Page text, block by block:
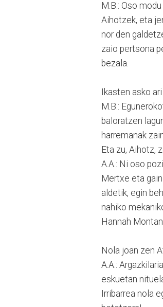
M.B.: Oso
Aihotzek, eta
nor den
zaio pertsona
bezala.
Ikasten asko
M.B.:
baloratzen
harremanak
Eta zu, Aihotz,
A.A.: Ni oso
Mertxe eta
aldetik, egin
nahiko
Hannah
Nola joan zen
A.A.:
eskuetan
Irribarrea nola